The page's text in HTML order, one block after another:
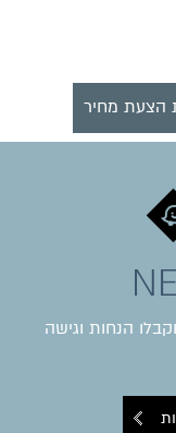
הצעת מחיר
הנחות וגישה